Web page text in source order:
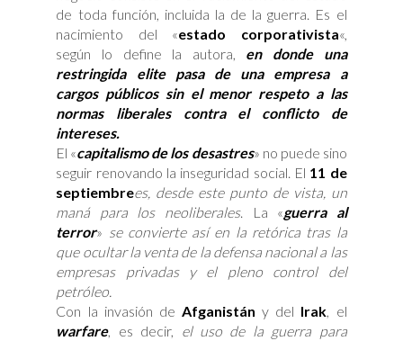
de toda función, incluida la de la guerra. Es el
nacimiento del «estado corporativista«,
según lo define la autora, en donde una
restringida elite pasa de una empresa a
cargos públicos sin el menor respeto a las
normas liberales contra el conflicto de
intereses.
El «capitalismo de los desastres» no puede sino
seguir renovando la inseguridad social. El 11 de
septiembrees, desde este punto de vista, un
maná para los neoliberales. La «guerra al
terror» se convierte así en la retórica tras la
que ocultar la venta de la defensa nacional a las
empresas privadas y el pleno control del
petróleo.
Con la invasión de Afganistán y del Irak, el
warfare, es decir, el uso de la guerra para